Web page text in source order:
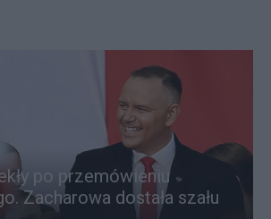
po przemówieniu
Zacharowa dostała szału